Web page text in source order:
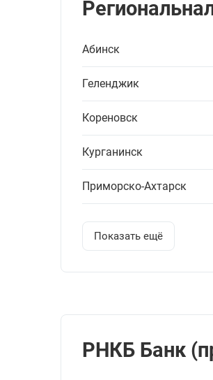
Абинск
Геленджик
Кореновск
Курганинск
Приморско-Ахтарск
Показать ещё
РНКБ Банк